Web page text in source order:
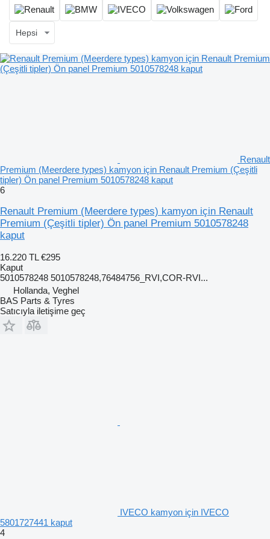
Hepsi
Renault
Premium (Meerdere types) kamyon için Renault Premium (Çeşitli
tipler) Ön panel Premium 5010578248 kaput
6
Renault Premium (Meerdere types) kamyon için Renault
Premium (Çeşitli tipler) Ön panel Premium 5010578248
kaput
16.220 TL €295
Kaput
5010578248 5010578248,76484756_RVI,COR-RVI...
Hollanda, Veghel
BAS Parts & Tyres
Satıcıyla iletişime geç
IVECO kamyon için IVECO
5801727441 kaput
4